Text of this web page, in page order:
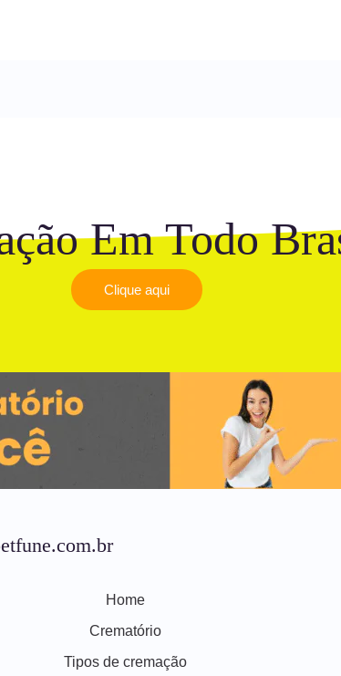
Em Todo
Clique aqui
Home
Crematório
Tipos de cremação